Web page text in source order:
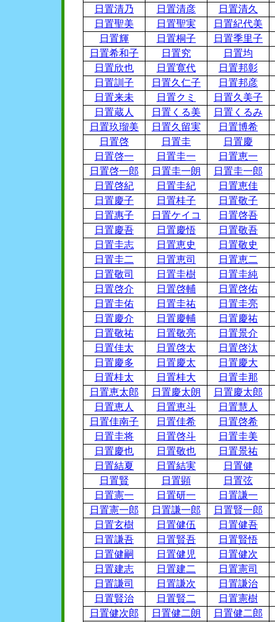
日置清乃
日置清彦
日置清久
日置聖美
日置聖実
日置紀代美
日置輝
日置桐子
日置季里子
日置希和子
日置究
日置均
日置欣也
日置寛代
日置邦彰
日置訓子
日置久仁子
日置邦彦
日置来未
日置クミ
日置久美子
日置蔵人
日置くる美
日置くるみ
日置玖瑠美
日置久留実
日置博希
日置啓
日置圭
日置慶
日置啓一
日置圭一
日置恵一
日置啓一郎
日置圭一朗
日置圭一郎
日置啓紀
日置圭紀
日置恵佳
日置慶子
日置桂子
日置敬子
日置惠子
日置ケイコ
日置啓吾
日置慶吾
日置慶悟
日置敬吾
日置圭志
日置恵史
日置敬史
日置圭二
日置恵司
日置恵二
日置敬司
日置圭樹
日置圭純
日置啓介
日置啓輔
日置啓佑
日置圭佑
日置圭祐
日置圭亮
日置慶介
日置慶輔
日置慶祐
日置敬祐
日置敬亮
日置景介
日置佳太
日置啓太
日置啓汰
日置慶多
日置慶太
日置慶大
日置桂太
日置桂大
日置圭那
日置恵太郎
日置慶太朗
日置慶太郎
日置恵人
日置恵斗
日置慧人
日置佳南子
日置佳希
日置啓希
日置圭将
日置啓斗
日置圭美
日置慶也
日置敬也
日置景祐
日置結夏
日置結実
日置健
日置賢
日置顕
日置弦
日置憲一
日置研一
日置謙一
日置憲一郎
日置謙一郎
日置賢一郎
日置玄樹
日置健伍
日置健吾
日置謙吾
日置賢吾
日置賢悟
日置健嗣
日置健児
日置健次
日置建志
日置建二
日置憲司
日置謙司
日置謙次
日置謙治
日置賢治
日置賢二
日置憲樹
日置健次郎
日置健二朗 日置健二郎